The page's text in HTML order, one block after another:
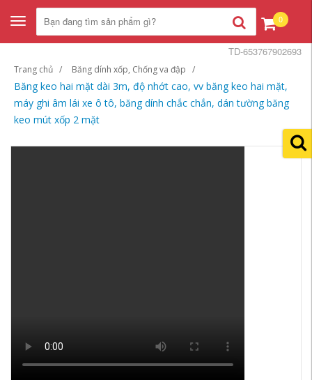
Toggle
navigation
0
Trang chủ Băng dính xốp, Chống va đập
Băng keo hai mặt dài 3m, độ nhớt cao, vv băng keo hai mặt,
máy ghi âm lái xe ô tô, băng dính chắc chắn, dán tường băng
keo mút xốp 2 mặt
TD-653767902693